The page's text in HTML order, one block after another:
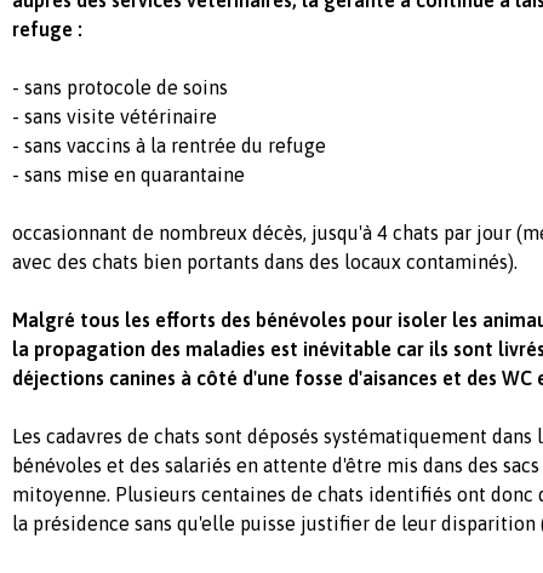
refuge :
- sans protocole de soins
- sans visite vétérinaire
- sans vaccins à la rentrée du refuge
- sans mise en quarantaine
occasionnant de nombreux décès, jusqu'à 4 chats par jour
avec des chats bien portants dans des locaux contaminés).
Malgré tous les efforts des bénévoles pour isoler les
la propagation des maladies est inévitable car ils sont
déjections canines à côté d'une fosse d'aisances et des WC
Les cadavres de chats sont déposés systématiquement dans
bénévoles et des salariés en attente d'être mis dans des
mitoyenne. Plusieurs centaines de chats identifiés ont donc
la présidence sans qu'elle puisse justifier de leur disparition